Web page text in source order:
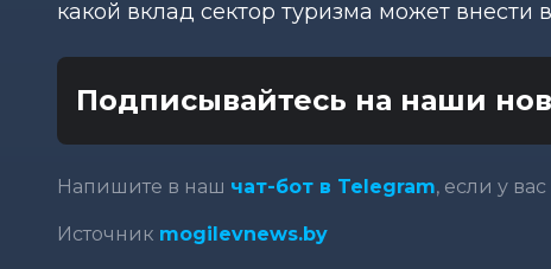
какой вклад сектор туризма может внести
Подписывайтесь на наши
Напишите в наш чат-бот в Telegram, если у
Источник mogilevnews.by